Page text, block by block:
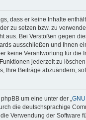
dass er keine Inhalte
zu setzen bzw. zu
aus. Bei Verstößen gegen
ausschließen und Ihnen
keine Verantwortung für
jederzeit zu
Ihre Beiträge abzuändern,
um eine unter der „
die deutschsprachige
Verwendung der Software